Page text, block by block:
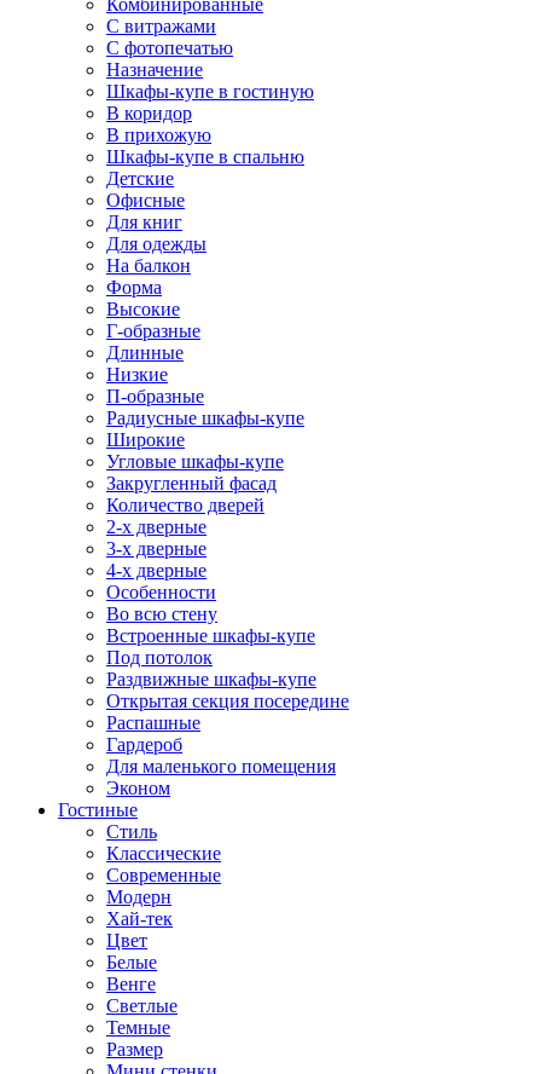
Комбинированные
С витражами
С фотопечатью
Назначение
Шкафы-купе в гостиную
В коридор
В прихожую
Шкафы-купе в спальню
Детские
Офисные
Для книг
Для одежды
На балкон
Форма
Высокие
Г-образные
Длинные
Низкие
П-образные
Радиусные шкафы-купе
Широкие
Угловые шкафы-купе
Закругленный фасад
Количество дверей
2-х дверные
3-х дверные
4-х дверные
Особенности
Во всю стену
Встроенные шкафы-купе
Под потолок
Раздвижные шкафы-купе
Открытая секция посередине
Распашные
Гардероб
Для маленького помещения
Эконом
Гостиные
Стиль
Классические
Современные
Модерн
Хай-тек
Цвет
Белые
Венге
Светлые
Темные
Размер